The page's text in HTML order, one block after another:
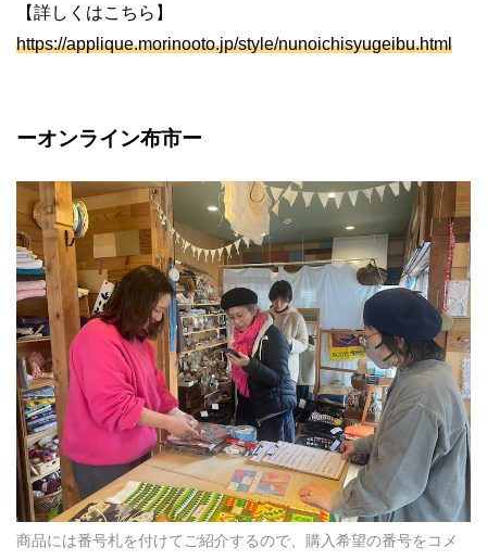
【詳しくはこちら】
https://applique.morinooto.jp/style/nunoichisyugeibu.html
ーオンライン布市ー
商品には番号札を付けてご紹介するので、購入希望の番号をコメ